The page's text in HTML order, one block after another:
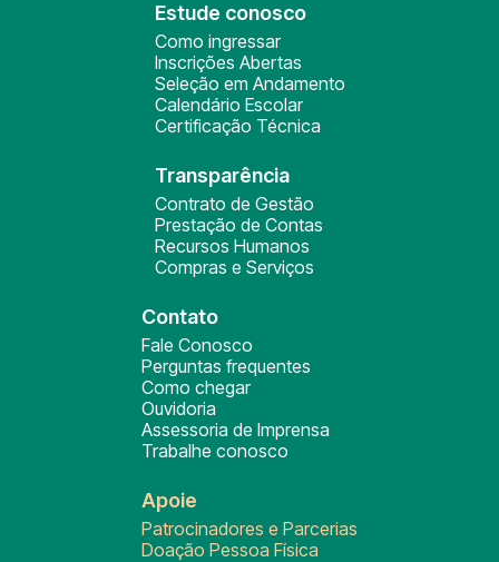
Estude conosco
Como ingressar
Inscrições Abertas
Seleção em Andamento
Calendário Escolar
Certificação Técnica
Transparência
Contrato de Gestão
Prestação de Contas
Recursos Humanos
Compras e Serviços
Contato
Fale Conosco
Perguntas frequentes
Como chegar
Ouvidoria
Assessoria de Imprensa
Trabalhe conosco
Apoie
Patrocinadores e Parcerias
Doação Pessoa Física